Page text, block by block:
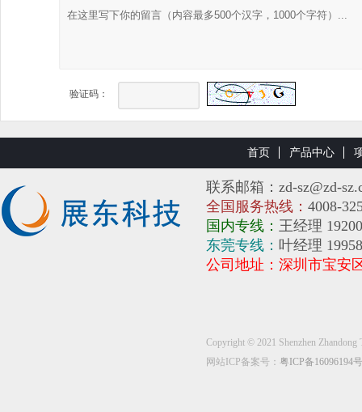
验证码：
首页 产品中心
联系邮箱：zd-sz@zd-
全国服务热线： 4008-
国内专线： 王经理
东莞专线： 叶经理
公司地址：深圳市宝安
Copyright © 2021 Shenzhen
网站ICP备案号： 粤ICP备16096194号